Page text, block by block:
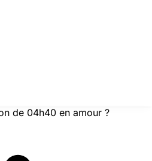
de 04h40 en amour ?